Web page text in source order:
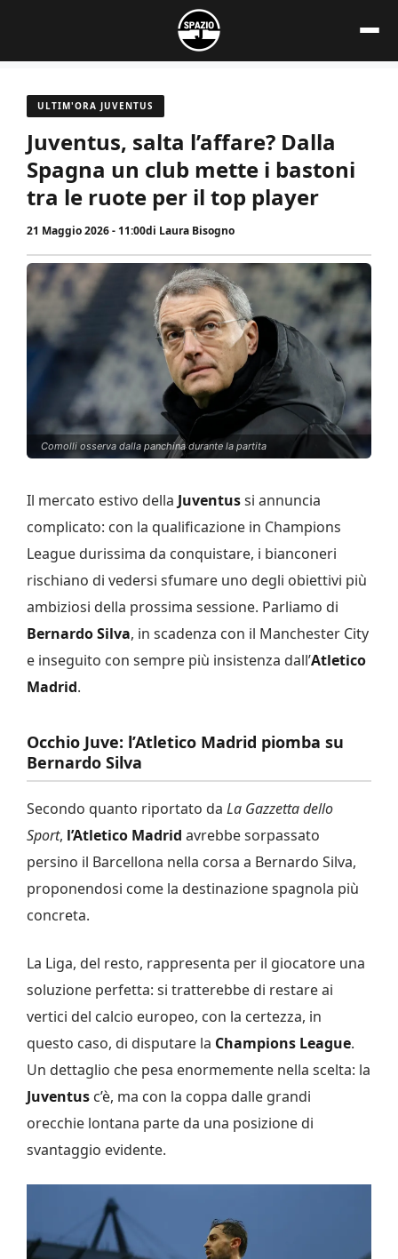
contenuto
ULTIM'ORA JUVENTUS
Juventus, salta l’affare? Dalla
Spagna un club mette i bastoni
tra le ruote per il top player
21 Maggio 2026 - 11:00di Laura Bisogno
Comolli osserva dalla panchina durante la partita
Il mercato estivo della Juventussi annuncia
complicato: con la qualificazione in Champions
League durissima da conquistare, i bianconeri
rischiano di vedersi sfumare uno degli obiettivi più
ambiziosi della prossima sessione. Parliamo di
Bernardo Silva, in scadenza con il Manchester City
e inseguito con sempre più insistenza dall’Atletico
Madrid.
Occhio Juve: l’Atletico Madrid piomba su
Bernardo Silva
Secondo quanto riportato da La Gazzetta dello
Sport, l’Atletico Madrid avrebbe sorpassato
persino il Barcellona nella corsa a Bernardo Silva,
proponendosi come la destinazione spagnola più
concreta.
La Liga, del resto, rappresenta per il giocatore una
soluzione perfetta: si tratterebbe di restare ai
vertici del calcio europeo, con la certezza, in
questo caso, di disputare la Champions League.
Un dettaglio che pesa enormemente nella scelta: la
Juventus c’è, ma con la coppa dalle grandi
orecchie lontana parte da una posizione di
svantaggio evidente.